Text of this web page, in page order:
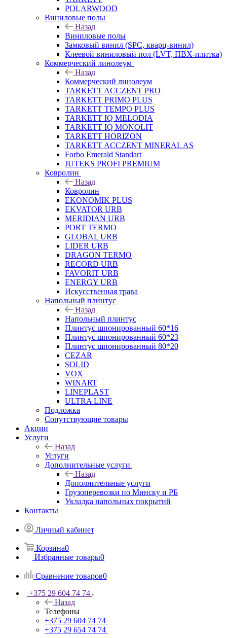
POLARWOOD
Виниловые полы
Назад
Виниловые полы
Замковый винил (SPC, кварц-винил)
Клеевой виниловый пол (LVT, ПВХ-плитка)
Коммерческий линолеум
Назад
Коммерческий линолеум
TARKETT ACCZENT PRO
TARKETT PRIMO PLUS
TARKETT TEMPO PLUS
TARKETT IQ MELODIA
TARKETT IQ MONOLIT
TARKETT HORIZON
TARKETT ACCZENT MINERAL AS
Forbo Emerald Standart
JUTEKS PROFI PREMIUM
Ковролин
Назад
Ковролин
EKONOMIK PLUS
EKVATOR URB
MERIDIAN URB
PORT TERMO
GLOBAL URB
LIDER URB
DRAGON TERMO
RECORD URB
FAVORIT URB
ENERGY URB
Искусственная трава
Напольный плинтус
Назад
Напольный плинтус
Плинтус шпонированный 60*16
Плинтус шпонированный 60*23
Плинтус шпонированный 80*20
CEZAR
SOLID
VOX
WINART
LINEPLAST
ULTRA LINE
Подложка
Сопутствующие товары
Акции
Услуги
Назад
Услуги
Дополнительные услуги
Назад
Дополнительные услуги
Грузоперевозки по Минску и РБ
Укладка напольных покрытий
Контакты
Личный кабинет
Корзина0
Избранные товары0
Сравнение товаров0
+375 29 604 74 74
Назад
Телефоны
+375 29 604 74 74
+375 29 654 74 74